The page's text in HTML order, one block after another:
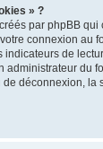
» ?
par phpBB qui
connexion au
de
administrateur du
déconnexion, la